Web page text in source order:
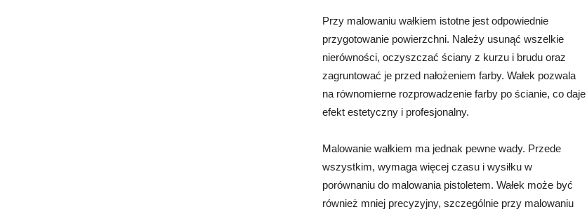
Przy malowaniu wałkiem istotne jest odpowiednie
przygotowanie powierzchni. Należy usunąć wszelkie
nierówności, oczyszczać ściany z kurzu i brudu oraz
zagruntować je przed nałożeniem farby. Wałek pozwala
na równomierne rozprowadzenie farby po ścianie, co daje
efekt estetyczny i profesjonalny.
Malowanie wałkiem ma jednak pewne wady. Przede
wszystkim, wymaga więcej czasu i wysiłku w
porównaniu do malowania pistoletem. Wałek może być
również mniej precyzyjny, szczególnie przy malowaniu